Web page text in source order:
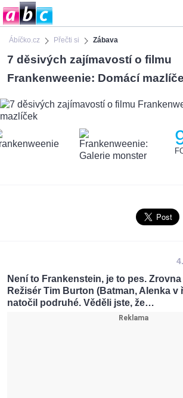
Ábíčko.cz Přečti si Zábava
7 děsivých zajímavostí o filmu
Frankenweenie: Domácí
Není to Frankenstein, je to pes.
Režisér Tim Burton (Batman, Alenka v
natočil podruhé. Věděli jste, že…